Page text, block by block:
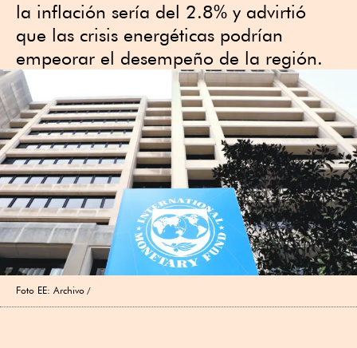
la inflación sería del 2.8% y advirtió
que las crisis energéticas podrían
empeorar el desempeño de la región.
Foto EE: Archivo